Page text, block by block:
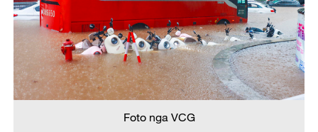
Foto nga VCG